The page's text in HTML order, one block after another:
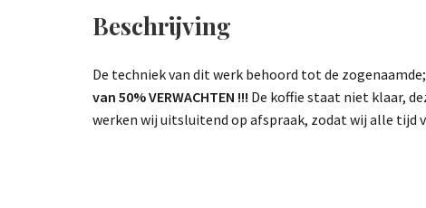
Beschrijving
De techniek van dit werk behoord tot de
van 50% VERWACHTEN !!! De koffie staat niet klaar,
werken wij uitsluitend op afspraak, zodat wij alle tijd